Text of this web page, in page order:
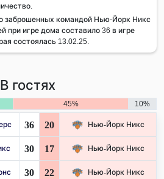
заброшенных командой Нью-Йорк Никс
при игре дома составило 36 в игре
состоялась 13.02.25.
В гостях
45% 10%
36 20 Нью-Йорк Никс
30 17 Нью-Йорк Никс
30 22 Нью-Йорк Никс